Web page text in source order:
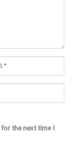
for the next time I